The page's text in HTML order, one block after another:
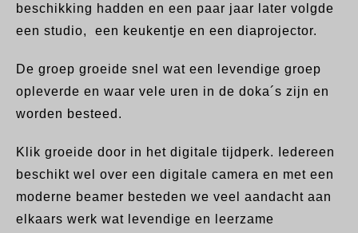
beschikking hadden en een paar jaar later volgde
een studio, een keukentje en een diaprojector.
De groep groeide snel wat een levendige groep
opleverde en waar vele uren in de doka´s zijn en
worden besteed.
Klik groeide door in het digitale tijdperk. Iedereen
beschikt wel over een digitale camera en met een
moderne beamer besteden we veel aandacht aan
elkaars werk wat levendige en leerzame